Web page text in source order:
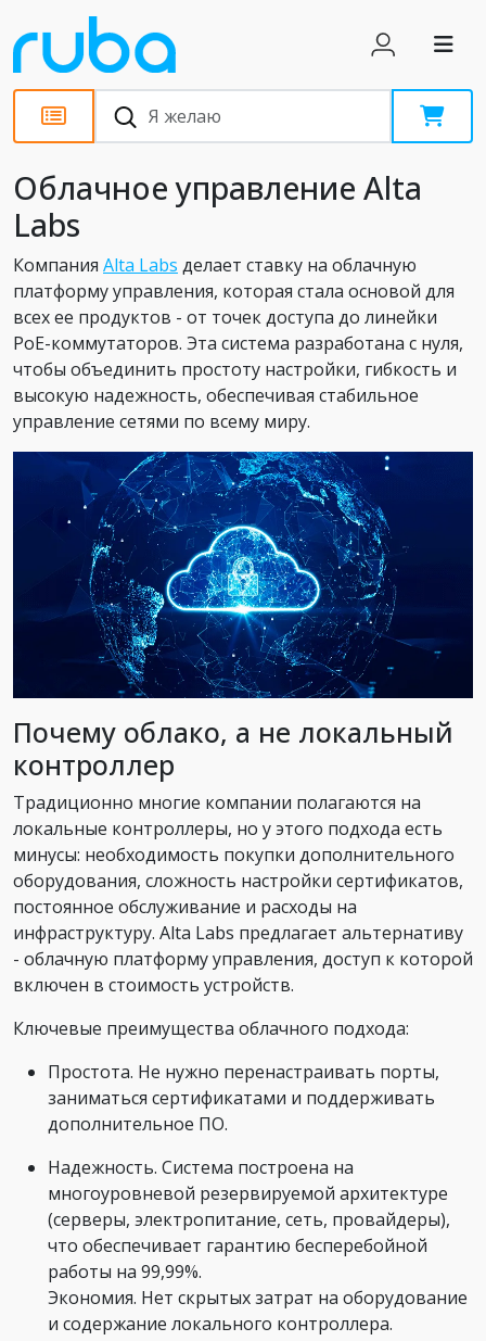
Обзоры
Облачное управление Alta
Labs
Компания Alta Labs делает ставку на облачную
платформу управления, которая стала основой для
всех ее продуктов - от точек доступа до линейки
PoE-коммутаторов. Эта система разработана с нуля,
чтобы объединить простоту настройки, гибкость и
высокую надежность, обеспечивая стабильное
управление сетями по всему миру.
Почему облако, а не локальный
контроллер
Традиционно многие компании полагаются на
локальные контроллеры, но у этого подхода есть
минусы: необходимость покупки дополнительного
оборудования, сложность настройки сертификатов,
постоянное обслуживание и расходы на
инфраструктуру. Alta Labs предлагает альтернативу
- облачную платформу управления, доступ к которой
включен в стоимость устройств.
Ключевые преимущества облачного подхода:
Простота. Не нужно перенастраивать порты,
заниматься сертификатами и поддерживать
дополнительное ПО.
Надежность. Система построена на
многоуровневой резервируемой архитектуре
(серверы, электропитание, сеть, провайдеры),
что обеспечивает гарантию бесперебойной
работы на 99,99%.
Экономия. Нет скрытых затрат на оборудование
и содержание локального контроллера.